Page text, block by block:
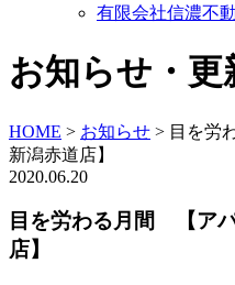
有限会社信濃不
お知らせ・更
HOME > お知らせ > 目を労
新潟赤道店】
2020.06.20
目を労わる月間 【ア
店】